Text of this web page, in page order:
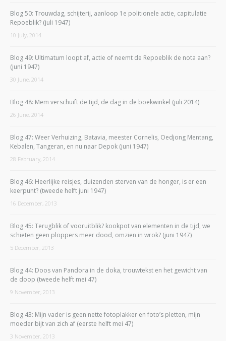
Blog 50: Trouwdag, schijterij, aanloop 1e politionele actie, capitulatie
Repoeblik? (juli 1947)
10 July, 2014
Blog 49: Ultimatum loopt af, actie of neemt de Repoeblik de nota aan?
(juni 1947)
30 June, 2014
Blog 48: Mem verschuift de tijd, de dag in de boekwinkel (juli 2014)
26 June, 2014
Blog 47: Weer Verhuizing, Batavia, meester Cornelis, Oedjong Mentang,
Kebalen, Tangeran, en nu naar Depok (juni 1947)
28 February, 2014
Blog 46: Heerlijke reisjes, duizenden sterven van de honger, is er een
keerpunt? (tweede helft juni 1947)
16 December, 2013
Blog 45: Terugblik of vooruitblik? kookpot van elementen in de tijd, we
schieten geen ploppers meer dood, omzien in wrok? (juni 1947)
5 December, 2013
Blog 44: Doos van Pandora in de doka, trouwtekst en het gewicht van
de doop (tweede helft mei 47)
9 November, 2013
Blog 43: Mijn vader is geen nette fotoplakker en foto’s pletten, mijn
moeder bijt van zich af (eerste helft mei 47)
3 November, 2013